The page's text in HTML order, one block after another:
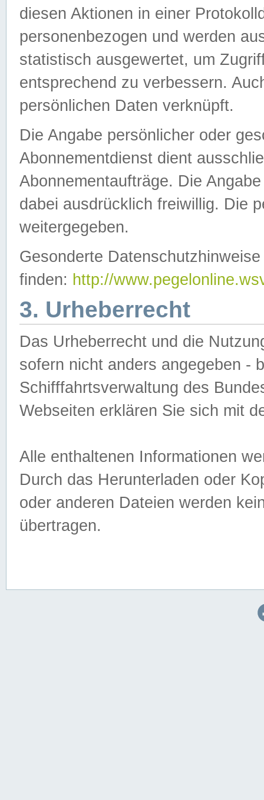
diesen Aktionen in einer
personenbezogen und werden
statistisch ausgewertet, um
entsprechend zu verbessern.
persönlichen Daten verknüpft.
Die Angabe persönlicher oder
Abonnementdienst dient
Abonnementaufträge. Die
dabei ausdrücklich freiwillig. Die
weitergegeben.
Gesonderte
finden: http://
3. Urheberrecht
Das Urheberrecht und die
sofern nicht anders angegeben -
Schifffahrtsverwaltung des
Webseiten erklären Sie sich mit
Alle enthaltenen Informationen
Durch das Herunterladen oder
oder anderen Dateien werden
übertragen.